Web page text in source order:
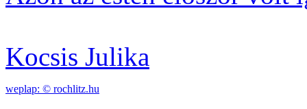
Kocsis Julika
weplap: © rochlitz.hu